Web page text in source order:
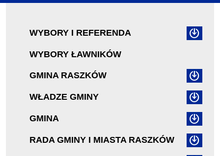
WYBORY I REFERENDA
WYBORY ŁAWNIKÓW
GMINA RASZKÓW
WŁADZE GMINY
GMINA
RADA GMINY I MIASTA RASZKÓW